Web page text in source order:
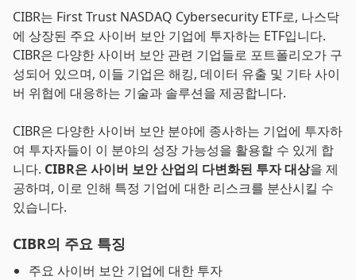
CIBR는 First Trust NASDAQ Cybersecurity ETF로, 나스닥
에 상장된 주요 사이버 보안 기업에 투자하는 ETF입니다.
CIBR은 다양한 사이버 보안 관련 기업들로 포트폴리오가 구
성되어 있으며, 이들 기업은 해킹, 데이터 유출 및 기타 사이
버 위협에 대응하는 기술과 솔루션을 제공합니다.
CIBR은 다양한 사이버 보안 분야에 종사하는 기업에 투자하
여 투자자들이 이 분야의 성장 가능성을 활용할 수 있게 합
니다. CIBR은 사이버 보안 산업의 다변화된 투자 대상을 제
공하며, 이로 인해 특정 기업에 대한 리스크를 분산시킬 수
있습니다.
CIBR의 주요 특징
주요 사이버 보안 기업에 대한 투자